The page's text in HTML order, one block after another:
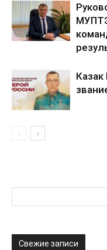
Свежие записи